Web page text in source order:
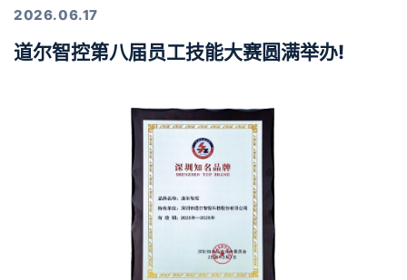
2026.06.17
道尔智控第八届员工技能大赛圆满举办!